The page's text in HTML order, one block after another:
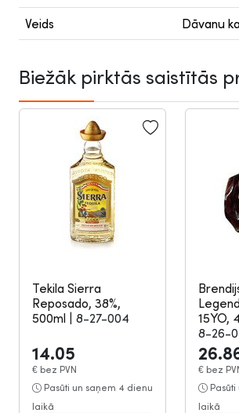
Veids Dāvanu
Biežāk pirktās saistītās
Tekila Sierra
Reposado, 38%,
500ml
8-27-004
14.05
€ bez PVN
Pasūti un saņem 4 dienu
laikā
15YO,
8-26-
€ bez
laikā